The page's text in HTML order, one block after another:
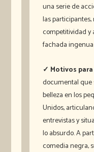
una serie de
las
competitividad y
fachada
✓ Motivos
documental que
belleza en los
Unidos,
entrevistas y
lo absurdo. A
comedia negra,